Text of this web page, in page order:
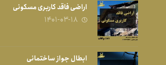
اراضی فاقد کاربری مسکونی
۱۴۰۱-۰۳-۱۸
ابطال جواز ساختمانی